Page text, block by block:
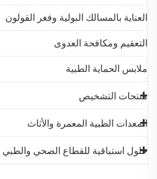
العناية بالمسالك البولية وفغر القولون
التعقيم ومكافحة العدوى
ملابس الحماية الطبية
منتجات التشخيص
المعدات الطبية المعمرة والأثاث
حلول استباقية للقطاع الصحي والطبي